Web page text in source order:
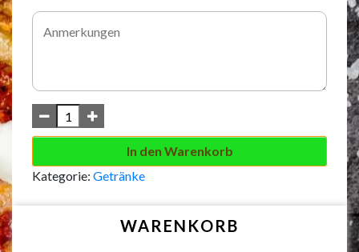
In den Warenkorb
Kategorie: Getränke
WARENKORB